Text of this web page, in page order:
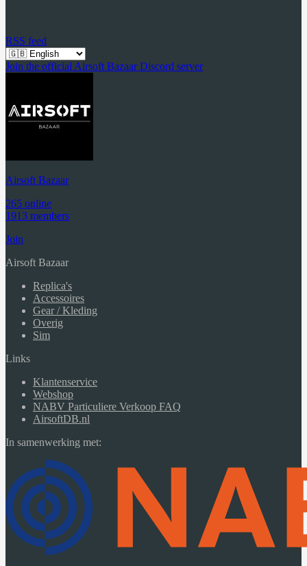
RSS feed
Join the official Airsoft Bazaar Discord server
Airsoft Bazaar
265 online
1913 members
Join
Airsoft Bazaar
Replica's
Accessoires
Gear / Kleding
Overig
Sim
Links
Klantenservice
Webshop
NABV Particuliere Verkoop FAQ
AirsoftDB.nl
In samenwerking met: